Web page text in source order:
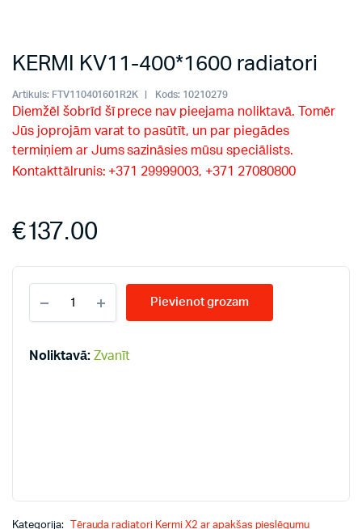
KERMI KV11-400*1600 radiatori
Artikuls: FTV110401601R2K Kods: 10210279
Diemžēl šobrīd šī prece nav pieejama noliktavā. Tomēr
Jūs joprojām varat to pasūtīt, un par piegādes
termiņiem ar Jums sazināsies mūsu speciālists.
Kontakttālrunis: +371 29999003, +371 27080800
€137.00
KV11-
400*1600
quantity
Pievienot grozam
Noliktavā: Zvanīt
Kategorija: Tērauda radiatori Kermi X2 ar apakšas pieslēgumu